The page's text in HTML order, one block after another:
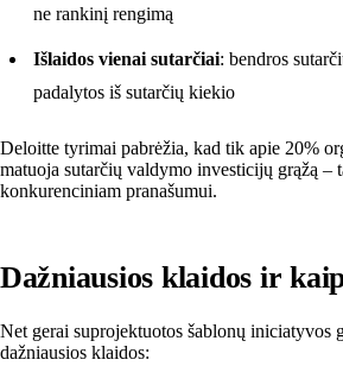
ne rankinį rengimą
Išlaidos vienai sutarčiai: bendros
padalytos iš sutarčių kiekio
Deloitte tyrimai pabrėžia, kad tik apie 20%
matuoja sutarčių valdymo investicijų grąžą –
konkurenciniam pranašumui.
Dažniausios klaidos ir
Net gerai suprojektuotos šablonų iniciatyvos
dažniausios klaidos: